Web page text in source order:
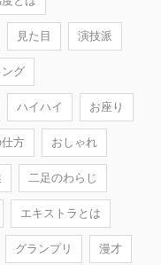
見た目 演技派
グ
ハイハイ お座り
方 おしゃれ
二足のわらじ
エキストラとは
グランプリ 漫才